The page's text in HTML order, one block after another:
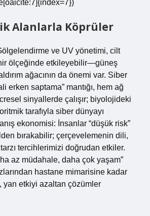
Alanlarla Köprüler
ve UV yönetimi, cilt
ölçeğinde etkileyebilir—güneş
ağacının da önemi var. Siber
erken saptama” mantığı, hem ağ
sinyallerde çalışır; biyolojideki
tarafıyla siber dünyayı
ekonomisi: İnsanlar “düşük risk”
bırakabilir; çerçevelemenin dili,
tercihlerimizi doğrudan etkiler.
az müdahale, daha çok yaşam”
hastane mimarisine kadar
yan etkiyi azaltan çözümler